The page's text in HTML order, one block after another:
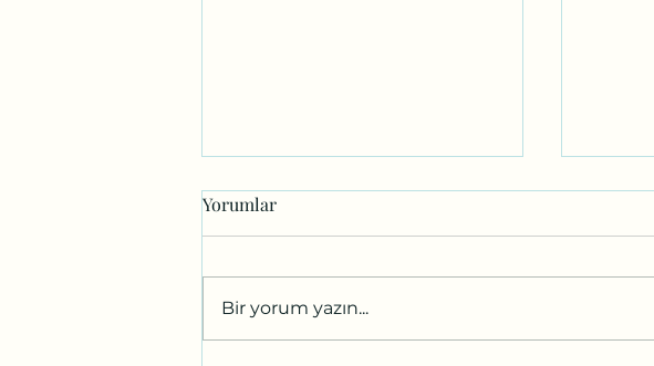
Yorumlar
Bir yorum yazın...